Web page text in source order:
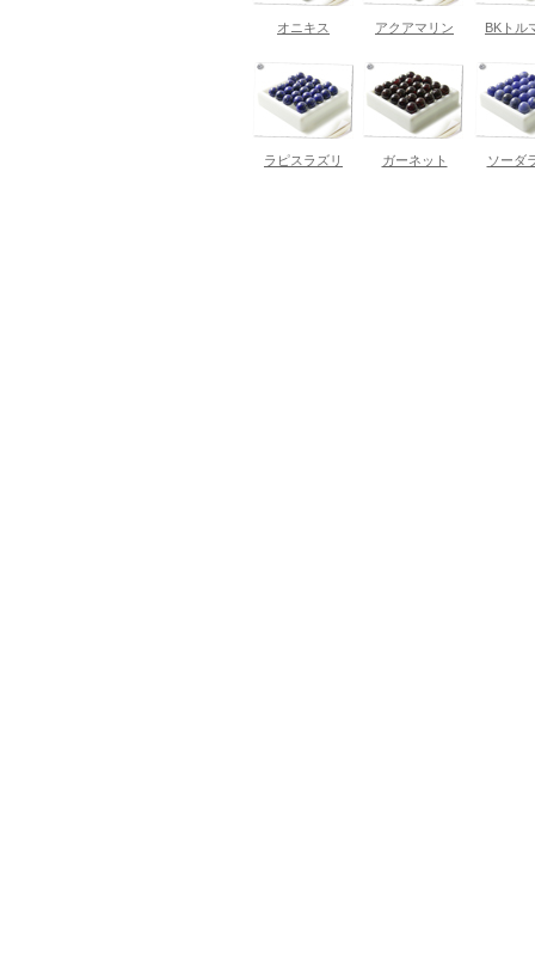
オニキス アクアマリン BKトル
ラピスラズリ ガーネット ソーダ